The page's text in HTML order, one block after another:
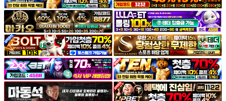
공지
1:1문의
광고문의